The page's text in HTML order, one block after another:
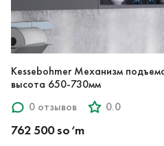
Kessebohmer Механизм подъема
высота 650-730мм
0 отзывов
0.0
762 500 so‘m